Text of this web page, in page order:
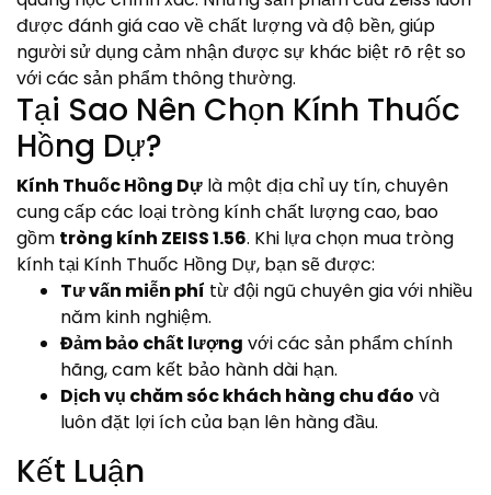
được đánh giá cao về chất lượng và độ bền, giúp
người sử dụng cảm nhận được sự khác biệt rõ rệt so
với các sản phẩm thông thường.
Tại Sao Nên Chọn Kính Thuốc
Hồng Dự?
Kính Thuốc Hồng Dự là một địa chỉ uy tín, chuyên
cung cấp các loại tròng kính chất lượng cao, bao
gồm tròng kính ZEISS 1.56. Khi lựa chọn mua tròng
kính tại Kính Thuốc Hồng Dự, bạn sẽ được:
Tư vấn miễn phí từ đội ngũ chuyên gia với nhiều
năm kinh nghiệm.
Đảm bảo chất lượng với các sản phẩm chính
hãng, cam kết bảo hành dài hạn.
Dịch vụ chăm sóc khách hàng chu đáo và
luôn đặt lợi ích của bạn lên hàng đầu.
Kết Luận